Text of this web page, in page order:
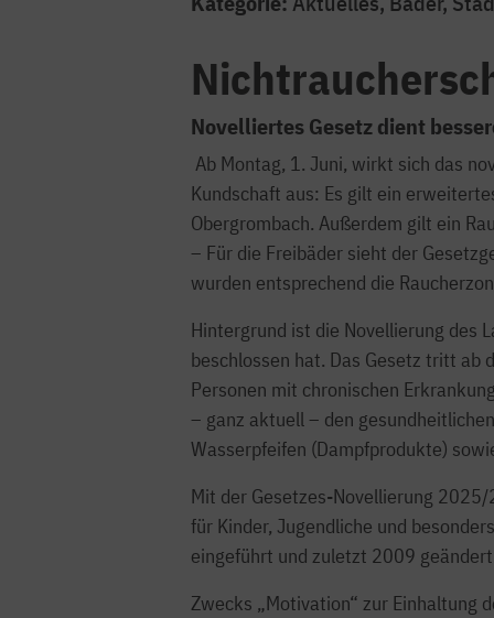
Novelliertes Gesetz dient
Ab Montag, 1. Juni, wirkt sich das
Kundschaft aus: Es gilt ein
Obergrombach. Außerdem gilt ein
– Für die Freibäder sieht der
wurden entsprechend die
Hintergrund ist die Novellierung des
beschlossen hat. Das Gesetz tritt ab
Personen mit chronischen
– ganz aktuell – den
Wasserpfeifen (Dampfprodukte)
Mit der Gesetzes-Novellierung
für Kinder, Jugendliche und
eingeführt und zuletzt 2009
Zwecks „Motivation“ zur Einhaltung